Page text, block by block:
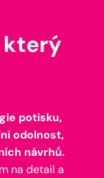
který
potisku,
odolnost,
návrhů.
na detail a